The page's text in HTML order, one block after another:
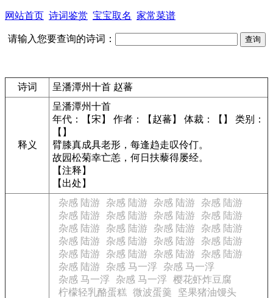
网站首页 诗词鉴赏 宝宝取名 家常菜谱
请输入您要查询的诗词：
诗词 呈潘潭州十首 赵蕃
释义
呈潘潭州十首
年代：【宋】 作者：【赵蕃】 体裁：【】 类别：
【】
臂膝真成具老形，每逢趋走叹伶仃。
故园松菊幸亡恙，何日扶藜得屡经。
【注释】
【出处】
杂感 陆游 杂感 陆游 杂感 陆游
杂感 陆游
杂感 陆游
杂感 陆游 杂感 陆游
杂感 陆游
杂感 陆游
杂感 陆游 杂感 陆游
杂感 陆游
杂感 陆游
杂感 陆游 杂感 陆游
杂感 陆游
杂感 陆游
杂感 陆游 杂感 陆游
杂感 陆游
杂感 陆游
杂感 马一浮
杂感 马一浮
杂感 马一浮
杂感 马一浮
樱花虾炸豆腐
柠檬轻乳酪蛋糕
微波蛋羹
坚果猪油馒头